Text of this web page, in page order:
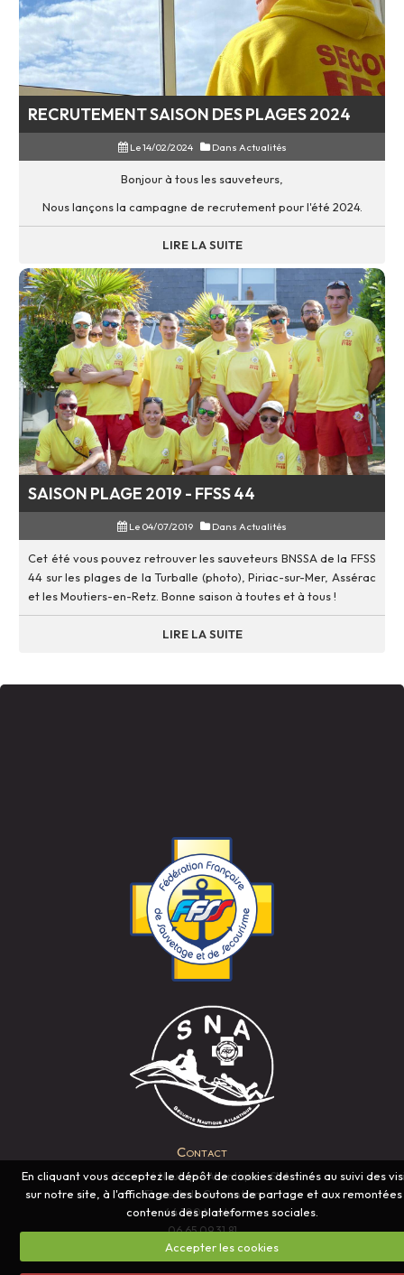
RECRUTEMENT SAISON DES PLAGES 2024
Le 14/02/2024 Dans Actualités
Bonjour à tous les sauveteurs,
Nous lançons la campagne de recrutement pour l'été 2024.
LIRE LA SUITE
SAISON PLAGE 2019 - FFSS 44
Le 04/07/2019 Dans Actualités
Cet été vous pouvez retrouver les sauveteurs BNSSA de la FFSS
44 sur les plages de la Turballe (photo), Piriac-sur-Mer, Assérac
et les Moutiers-en-Retz. Bonne saison à toutes et à tous !
LIRE LA SUITE
Contact
Sécurité Nautique Atlantique - SNA
51 rue de la Convention
44 100 Nantes
06.65.09.31.81
En cliquant vous acceptez le dépôt de cookies destinés au suivi des
sur notre site, à l'affichage des boutons de partage et aux
contenus des plateformes sociales.
Accepter les cookies